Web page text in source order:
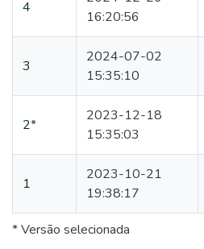
4
16:20:56
3
2024-07-02
15:35:10
2*
2023-12-18
15:35:03
1
2023-10-21
19:38:17
* Versão selecionada